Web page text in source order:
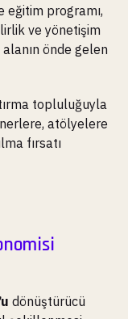
eğitim programı,
ve yönetişim
önde gelen
topluluğuyla
atölyelere
fırsatı
dönüştürücü